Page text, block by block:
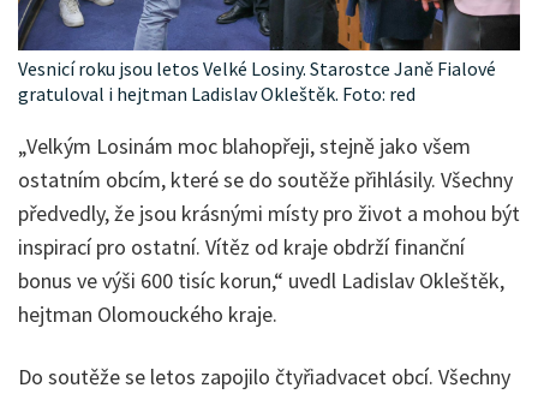
Vesnicí roku jsou letos Velké Losiny. Starostce Janě Fialové
gratuloval i hejtman Ladislav Okleštěk. Foto: red
„Velkým Losinám moc blahopřeji, stejně jako všem
ostatním obcím, které se do soutěže přihlásily. Všechny
předvedly, že jsou krásnými místy pro život a mohou být
inspirací pro ostatní. Vítěz od kraje obdrží finanční
bonus ve výši 600 tisíc korun,“ uvedl Ladislav Okleštěk,
hejtman Olomouckého kraje.
Do soutěže se letos zapojilo čtyřiadvacet obcí. Všechny